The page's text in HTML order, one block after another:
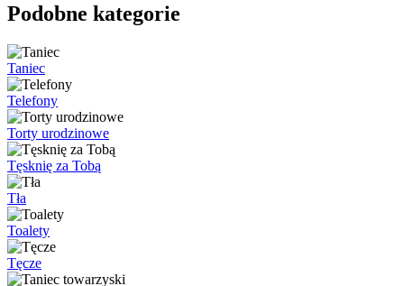
Podobne kategorie
Taniec
Telefony
Torty urodzinowe
Tęsknię za Tobą
Tła
Toalety
Tęcze